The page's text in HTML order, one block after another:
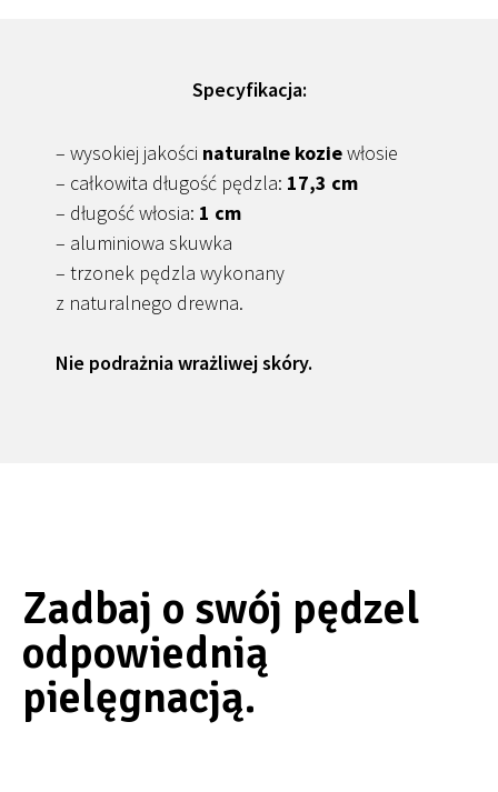
Specyfikacja:
– wysokiej jakości naturalne koziewłosie
– całkowita długość pędzla: 17,3 cm
– długość włosia: 1 cm
– aluminiowa skuwka
– trzonek pędzla wykonany
z naturalnego drewna.
Nie podrażnia wrażliwej skóry.
Zadbaj o swój pędzel
odpowiednią
pielęgnacją.